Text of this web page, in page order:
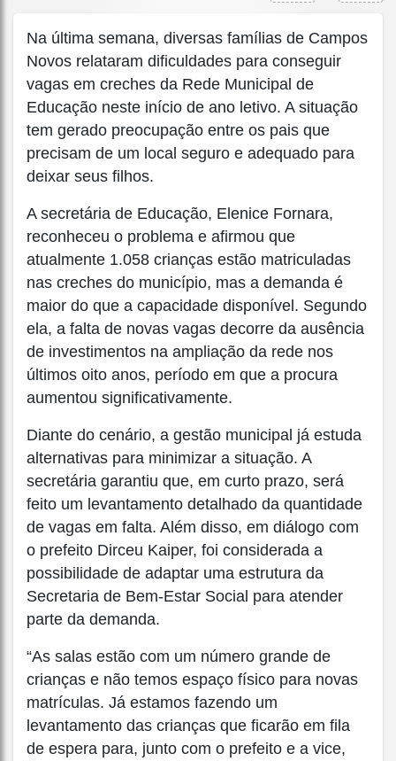
Na última semana, diversas famílias de Campos
Novos relataram dificuldades para conseguir
vagas em creches da Rede Municipal de
Educação neste início de ano letivo. A situação
tem gerado preocupação entre os pais que
precisam de um local seguro e adequado para
deixar seus filhos.
A secretária de Educação, Elenice Fornara,
reconheceu o problema e afirmou que
atualmente 1.058 crianças estão matriculadas
nas creches do município, mas a demanda é
maior do que a capacidade disponível. Segundo
ela, a falta de novas vagas decorre da ausência
de investimentos na ampliação da rede nos
últimos oito anos, período em que a procura
aumentou significativamente.
Diante do cenário, a gestão municipal já estuda
alternativas para minimizar a situação. A
secretária garantiu que, em curto prazo, será
feito um levantamento detalhado da quantidade
de vagas em falta. Além disso, em diálogo com
o prefeito Dirceu Kaiper, foi considerada a
possibilidade de adaptar uma estrutura da
Secretaria de Bem-Estar Social para atender
parte da demanda.
“As salas estão com um número grande de
crianças e não temos espaço físico para novas
matrículas. Já estamos fazendo um
levantamento das crianças que ficarão em fila
de espera para, junto com o prefeito e a vice,